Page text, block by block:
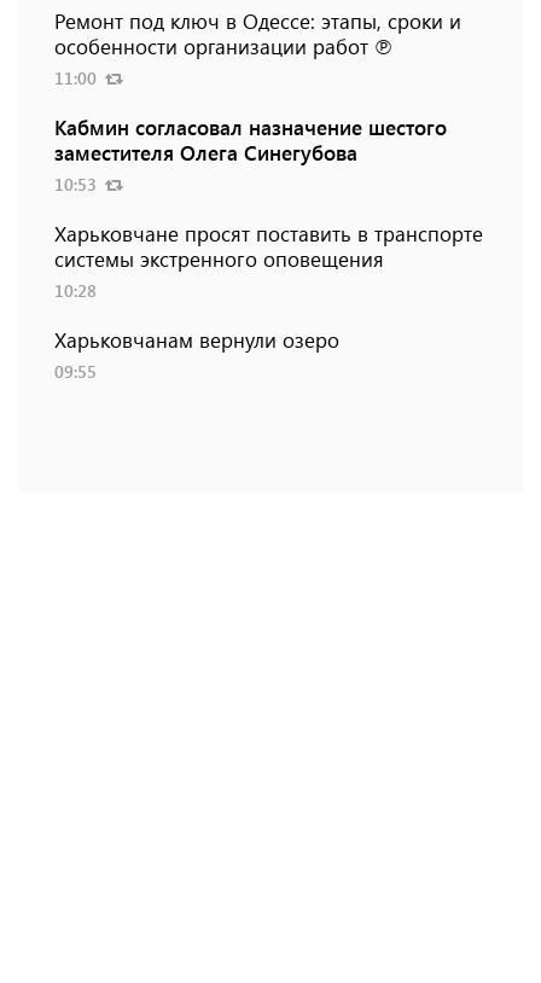
Ремонт под ключ в Одессе: этапы, сроки и
особенности организации работ ℗
11:00
Кабмин согласовал назначение шестого
заместителя Олега Синегубова
10:53
Харьковчане просят поставить в транспорте
системы экстренного оповещения
10:28
Харьковчанам вернули озеро
09:55